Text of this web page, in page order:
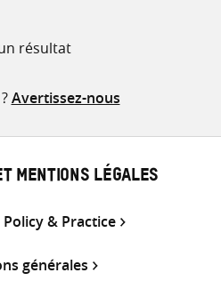
résultat
Avertissez-nous
MENTIONS LÉGALES
& Practice
générales